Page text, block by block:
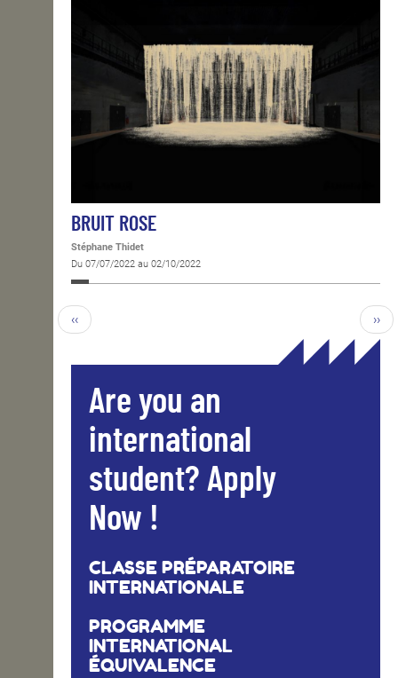
BRUIT ROSE
Stéphane Thidet
Du 07/07/2022 au 02/10/2022
‹‹ ››
Are you an
international
student? Apply
Now !
CLASSE PRÉPARATOIRE
INTERNATIONALE
PROGRAMME
INTERNATIONAL
ÉQUIVALENCE